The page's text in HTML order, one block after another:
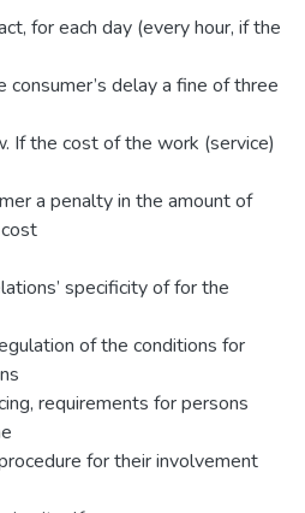
for each day (every hour, if the
delay a fine of three
If the cost of the work (service)
a penalty in the amount of
specificity of for the
of the conditions for
requirements for persons
for their involvement